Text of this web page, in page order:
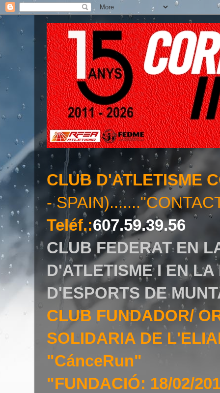
CLUB D'ATLETISME
-
Teléf.:607.59.39.56
CLUB FEDERAT EN
D'ATLETISME I EN
D'ESPORTS DE
CLUB FUNDADOR/
SOLIDARIA DE
"CánceRun"
"FUNDACIÓ: 18/02/